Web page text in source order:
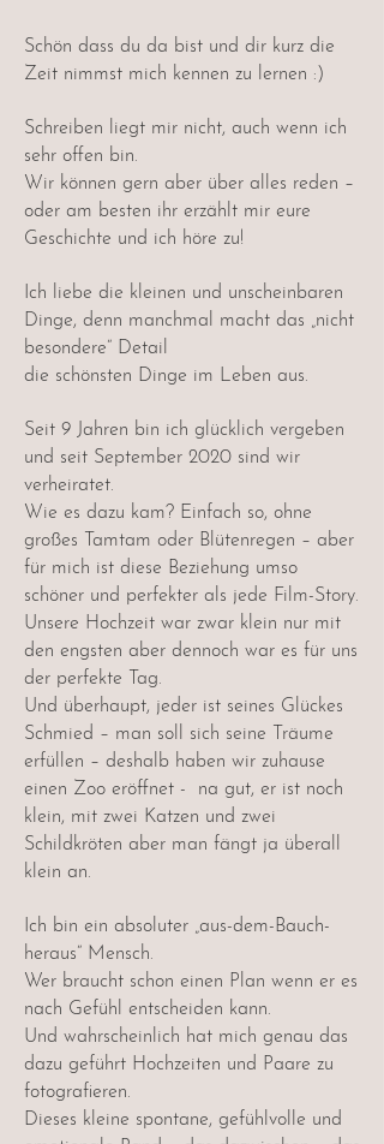
Schön dass du da bist und dir kurz die
Zeit nimmst mich kennen zu lernen :)
Schreiben liegt mir nicht, auch wenn ich
sehr offen bin.
Wir können gern aber über alles reden –
oder am besten ihr erzählt mir eure
Geschichte und ich höre zu!
Ich liebe die kleinen und unscheinbaren
Dinge, denn manchmal macht das „nicht
besondere“ Detail
die schönsten Dinge im Leben aus.
Seit 9 Jahren bin ich glücklich vergeben
und seit September 2020 sind wir
verheiratet.
Wie es dazu kam? Einfach so, ohne
großes Tamtam oder Blütenregen – aber
für mich ist diese Beziehung umso
schöner und perfekter als jede Film-Story.
Unsere Hochzeit war zwar klein nur mit
den engsten aber dennoch war es für uns
der perfekte Tag.
Und überhaupt, jeder ist seines Glückes
Schmied – man soll sich seine Träume
erfüllen – deshalb haben wir zuhause
einen Zoo eröffnet - na gut, er ist noch
klein, mit zwei Katzen und zwei
Schildkröten aber man fängt ja überall
klein an.
Ich bin ein absoluter „aus-dem-Bauch-
heraus“ Mensch.
Wer braucht schon einen Plan wenn er es
nach Gefühl entscheiden kann.
Und wahrscheinlich hat mich genau das
dazu geführt Hochzeiten und Paare zu
fotografieren.
Dieses kleine spontane, gefühlvolle und